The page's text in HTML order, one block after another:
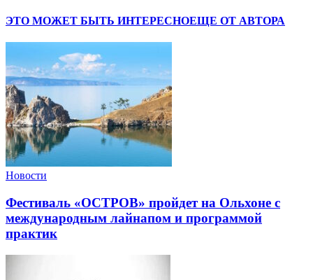
ЭТО МОЖЕТ БЫТЬ ИНТЕРЕСНОЕЩЕ ОТ АВТОРА
Новости
Фестиваль «ОСТРОВ» пройдет на Ольхоне с
международным лайнапом и программой
практик